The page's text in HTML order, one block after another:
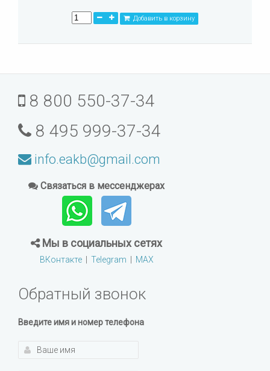
Добавить в корзину
8 800 550-37-34
8 495 999-37-34
info.eakb@gmail.com
Связаться в мессенджерах
Мы в социальных сетях
ВКонтакте| Telegram | MAX
Обратный звонок
Введите имя и номер телефона